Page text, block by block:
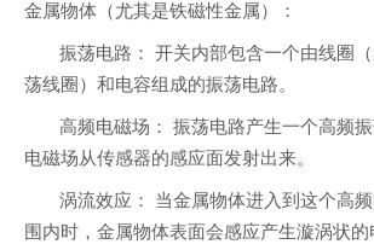
金属物体（尤其是铁磁性金属）：
振荡电路： 开关内部包含一个由线圈
荡线圈）和电容组成的振荡电路。
高频电磁场： 振荡电路产生一个高频
电磁场从传感器的感应面发射出来。
涡流效应： 当金属物体进入到这个高
围内时，金属物体表面会感应产生漩涡状的